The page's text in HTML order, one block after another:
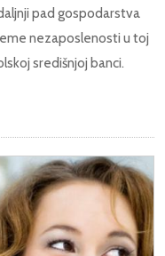
pad gospodarstva
nezaposlenosti u toj
središnjoj banci.